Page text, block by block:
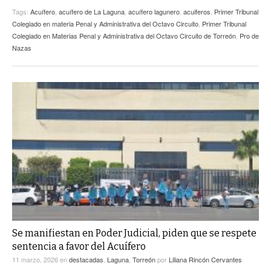
Tags: Acuífero acuífero de La Laguna acuífero lagunero acuiferos Primer Tribunal
Colegiado en materia Penal y Administrativa del Octavo Circuito Primer Tribunal
Colegiado en Materias Penal y Administrativa del Octavo Circuito de Torreón Pro de
Nazas
Se manifiestan en Poder Judicial, piden que se respete
sentencia a favor del Acuífero
11 marzo, 2026endestacadas, Laguna, Torreónpor Liliana Rincón Cervantes